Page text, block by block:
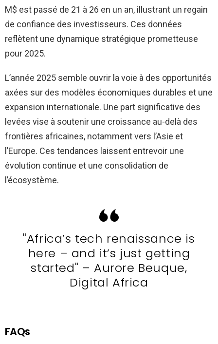
M$ est passé de 21 à 26 en un an, illustrant un regain
de confiance des investisseurs. Ces données
reflètent une dynamique stratégique prometteuse
pour 2025.
L’année 2025 semble ouvrir la voie à des opportunités
axées sur des modèles économiques durables et une
expansion internationale. Une part significative des
levées vise à soutenir une croissance au-delà des
frontières africaines, notamment vers l’Asie et
l’Europe. Ces tendances laissent entrevoir une
évolution continue et une consolidation de
l’écosystème.
"Africa’s tech renaissance is
here – and it’s just getting
started" – Aurore Beuque,
Digital Africa
FAQs